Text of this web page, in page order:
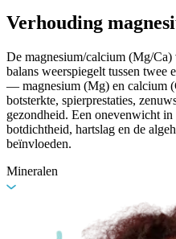
Verhouding
De magnesium/calcium (Mg/Ca)
balans weerspiegelt tussen twee
— magnesium (Mg) en calcium
botsterkte, spierprestaties,
gezondheid. Een onevenwicht
botdichtheid, hartslag en de
beïnvloeden.
Mineralen